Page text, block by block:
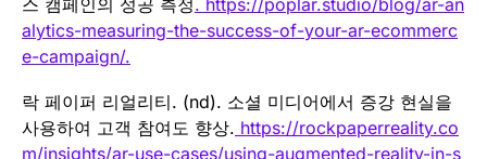
alytics-measuring-the-success-of-your-ar-ecommerc
e-campaign/.
락 페이퍼 리얼리티. (nd). 소셜 미디어에서 증강 현실을
사용하여 고객 참여도 향상. https://rockpaperreality.co
m/insights/ar-use-cases/using-augmented-reality-in-s